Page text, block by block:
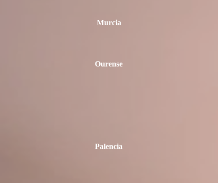
Murcia
Ourense
Palencia